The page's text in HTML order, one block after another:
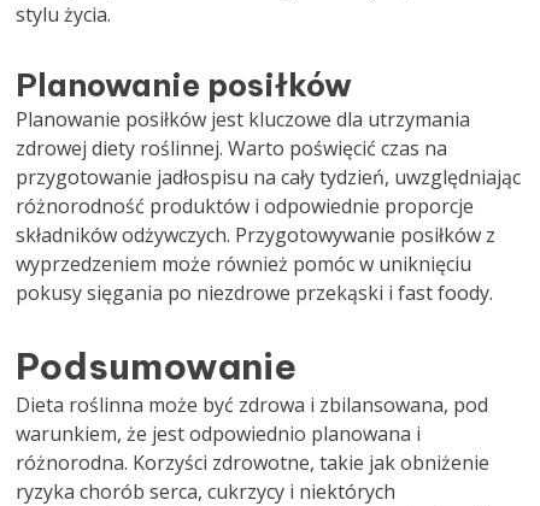
stylu życia.
Planowanie posiłków
Planowanie posiłków jest kluczowe dla utrzymania
zdrowej diety roślinnej. Warto poświęcić czas na
przygotowanie jadłospisu na cały tydzień, uwzględniając
różnorodność produktów i odpowiednie proporcje
składników odżywczych. Przygotowywanie posiłków z
wyprzedzeniem może również pomóc w uniknięciu
pokusy sięgania po niezdrowe przekąski i fast foody.
Podsumowanie
Dieta roślinna może być zdrowa i zbilansowana, pod
warunkiem, że jest odpowiednio planowana i
różnorodna. Korzyści zdrowotne, takie jak obniżenie
ryzyka chorób serca, cukrzycy i niektórych